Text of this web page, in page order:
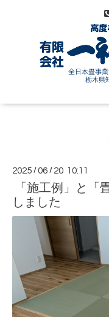
2025 /06 / 20 10:11
「施工例」と
しました